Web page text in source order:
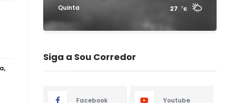
Quinta 27 c
Siga a Sou Corredor
Facebook Youtube